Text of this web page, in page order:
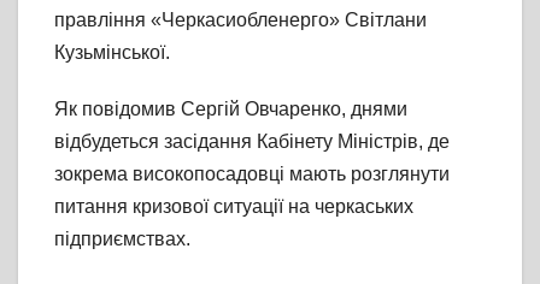
правління «Черкасиобленерго» Світлани
Кузьмінської.
Як повідомив Сергій Овчаренко, днями
відбудеться засідання Кабінету Міністрів, де
зокрема високопосадовці мають розглянути
питання кризової ситуації на черкаських
підприємствах.